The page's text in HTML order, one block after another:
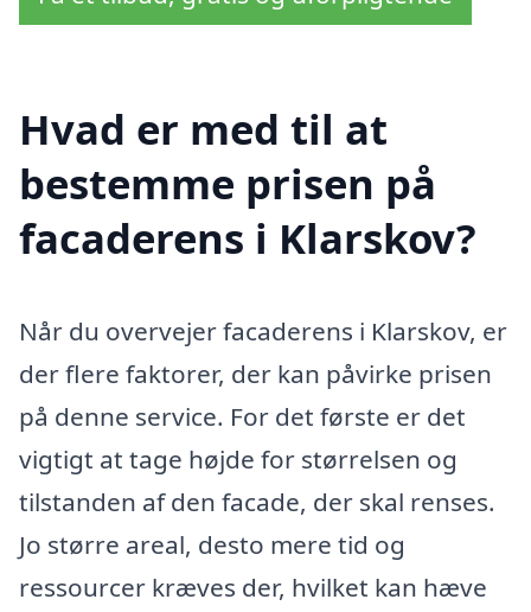
Hvad er med til at
bestemme prisen på
facaderens i Klarskov?
Når du overvejer facaderens i Klarskov, er
der flere faktorer, der kan påvirke prisen
på denne service. For det første er det
vigtigt at tage højde for størrelsen og
tilstanden af den facade, der skal renses.
Jo større areal, desto mere tid og
ressourcer kræves der, hvilket kan hæve